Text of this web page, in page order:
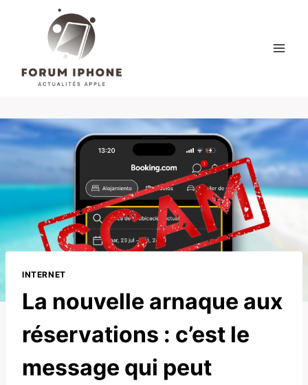
INTERNET
La nouvelle arnaque aux
réservations : c’est le
message qui peut